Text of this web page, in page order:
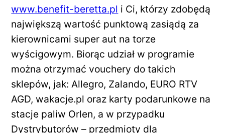
www.benefit-beretta.pl i Ci, którzy zdobędą
największą wartość punktową zasiądą za
kierownicami super aut na torze
wyścigowym. Biorąc udział w programie
można otrzymać vouchery do takich
sklepów, jak: Allegro, Zalando, EURO RTV
AGD, wakacje.pl oraz karty podarunkowe na
stacje paliw Orlen, a w przypadku
Dystrybutorów – przedmioty dla